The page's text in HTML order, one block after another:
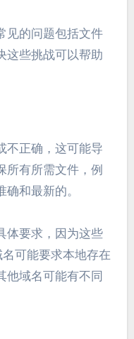
见的问题包括文件
这些挑战可以帮助
不正确，这可能导
所有所需文件，例
和最新的。
体要求，因为这些
可能要求本地存在
他域名可能有不同